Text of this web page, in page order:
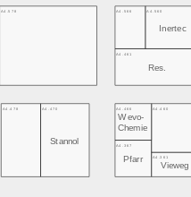
A4.367
Pfarr A4.361
Vieweg
A4.478 A4.470
Stannol
A4.460
A4.466
Wevo-
Chemie
A4.578
A4.461
Res.
A4.566 A4.560
Inertec